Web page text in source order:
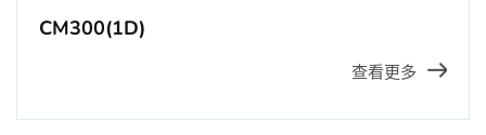
CM300(1D)
查看更多